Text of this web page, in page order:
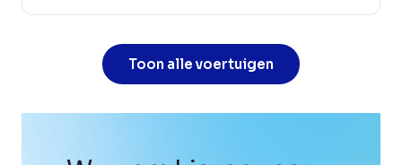
Toon alle voertuigen